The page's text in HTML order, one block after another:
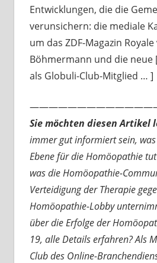
Entwicklungen, die die
verunsichern: die mediale
um das ZDF-Magazin Royale
Böhmermann und die neue
als Globuli-Club-Mitglied … ]
Sie möchten diesen Artikel
immer gut informiert sein,
Ebene für die Homöopathie
was die Homöopathie-
Verteidigung der Therapie
Homöopathie-Lobby
über die Erfolge der
19, alle Details erfahren? Als
Club des Online-